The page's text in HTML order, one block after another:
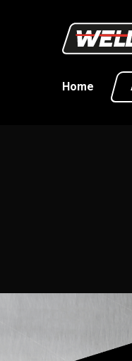
Home